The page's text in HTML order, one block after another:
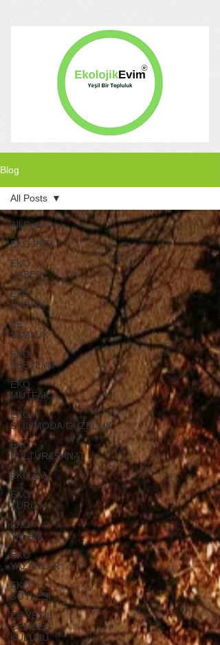
Blog
All Posts
EKO PATİ
EKO
HABER
EKO
SAĞLIK
EE
SÖZLÜK
EKO
EBEVEYN
EKO
MUTFAK
EKO
STİL/MODA/GÜZELLİK
EKO
KÜLTÜR&SANAT
EKO EV
EKO
TURİZM
EKO
YAŞAM
EKO
YAZARLAR
EKO
SÖYLEŞİ
EE YEŞİL
ÇEMBER
KULÜBÜ
All Posts